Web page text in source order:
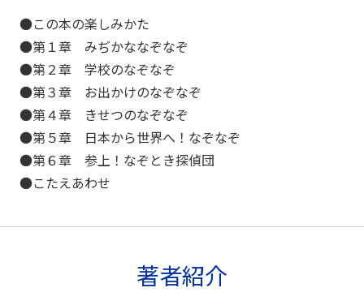
●この本の楽しみかた
●第１章 みぢかななぞなぞ
●第２章 学校のなぞなぞ
●第３章 お出かけのなぞなぞ
●第４章 きせつのなぞなぞ
●第５章 日本から世界へ！なぞなぞ
●第６章 参上！なぞとき探偵団
●こたえあわせ
著者紹介